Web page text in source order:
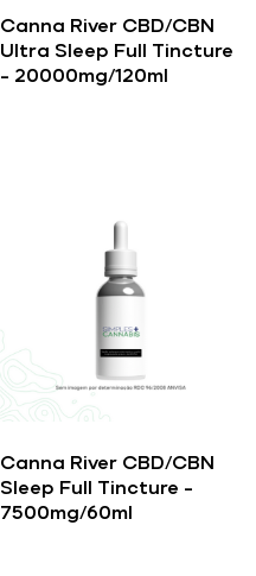
Canna River CBD/CBN
Ultra Sleep Full Tincture
– 20000mg/120ml
Canna River CBD/CBN
Sleep Full Tincture –
7500mg/60ml